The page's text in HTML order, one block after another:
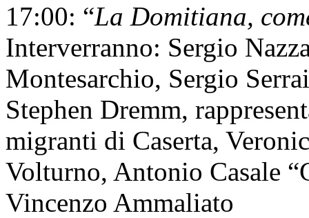
17:00: “La Domitiana,
Interverranno: Sergio
Montesarchio, Sergio
Stephen Dremm,
migranti di Caserta,
Volturno, Antonio Casale
Vincenzo Ammaliato